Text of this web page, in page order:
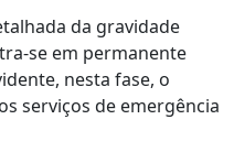
da gravidade
se em permanente
nesta fase, o
serviços de emergência